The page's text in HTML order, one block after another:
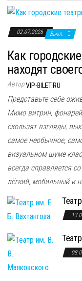
02.07.2026 Выкл.
Как
находят
АвторVIP-BILET.RU
Представьте себе
Мимо витрин,
скользят взгляды,
самое необычное,
визуальном шуме
всегда справляется
лёгкий, мобильный и